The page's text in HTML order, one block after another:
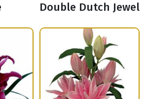
Double Dutch Jewel